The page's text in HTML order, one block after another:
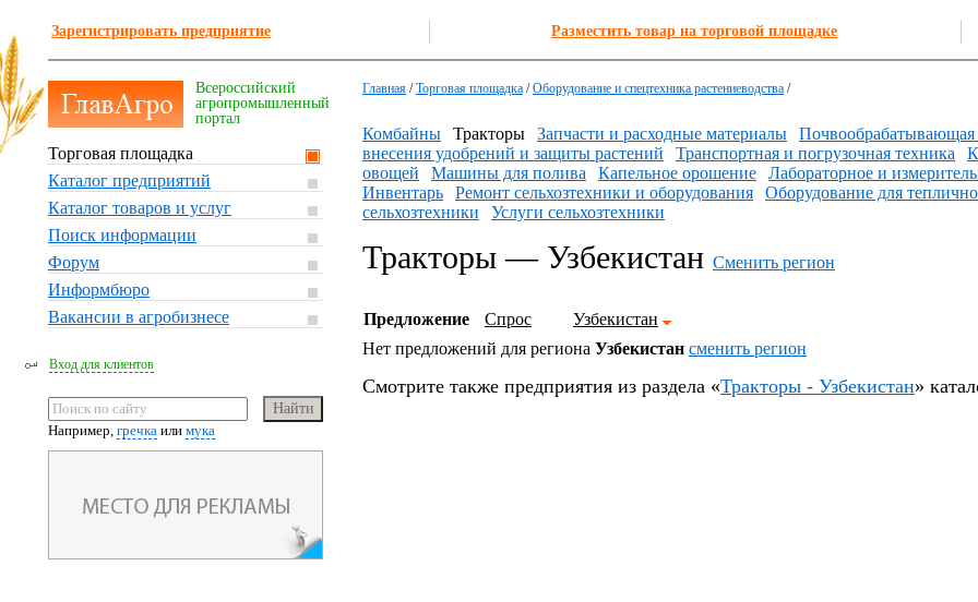
Зарегистрировать предприятие Разместить товар на торговой площадке
Всероссийский
агропромышленный
портал
Торговая площадка
Каталог предприятий
Каталог товаров и услуг
Поиск информации
Форум
Информбюро
Вакансии в агробизнесе
Вход для клиентов
Например, гречка или мука
Главная /Торговая площадка /Оборудование и спецтехника растениеводства /
Комбайны Тракторы Запчасти и расходные материалы Почвообрабатывающая
внесения удобрений и защиты растений
Транспортная и погрузочная техника
овощей
Машины для полива Капельное орошение Лабораторное и
Инвентарь
Ремонт сельхозтехники и оборудования Оборудование для
сельхозтехники
Услуги сельхозтехники
Тракторы — Узбекистан Сменить регион
Предложение
Спрос
Узбекистан
Нет предложений для региона Узбекистан cменить регион
Смотрите также предприятия из раздела «Тракторы - Узбекистан»